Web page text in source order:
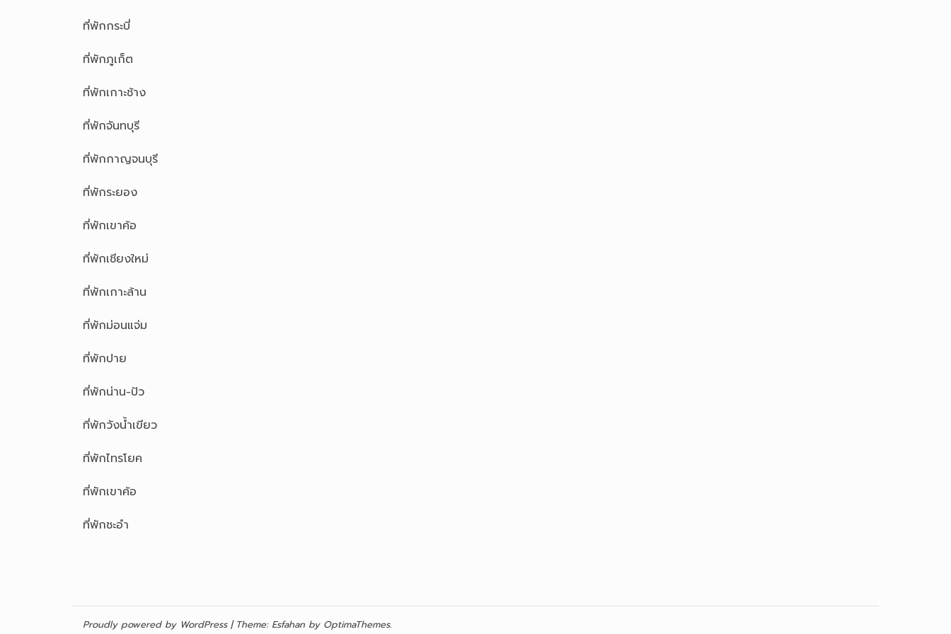
ที่พักกระบี่
ที่พักภูเก็ต
ที่พักเกาะช้าง
ที่พักจันทบุรี
ที่พักกาญจนบุรี
ที่พักระยอง
ที่พักเขาค้อ
ที่พักเชียงใหม่
ที่พักเกาะล้าน
ที่พักม่อนแจ่ม
ที่พักปาย
ที่พักน่าน-ปัว
ที่พักวังน้ำเขียว
ที่พักไทรโยค
ที่พักเขาค้อ
ที่พักชะอำ
Proudly powered by WordPress | Theme: Esfahan by OptimaThemes.